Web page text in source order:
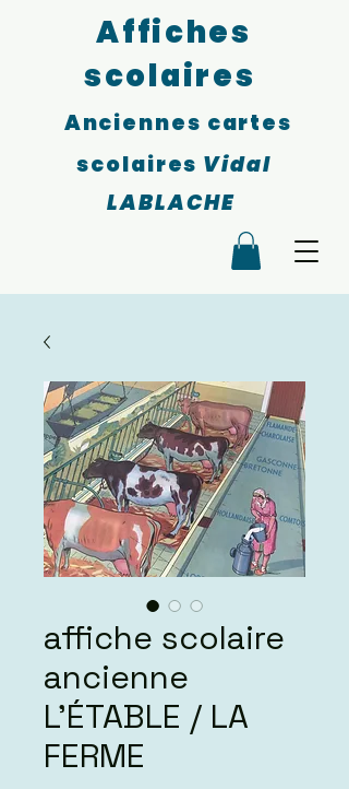
Affiches
scolaires
Anciennes cartes
scolaires Vidal
LABLACHE
affiche scolaire
ancienne
L’ÉTABLE / LA
FERME